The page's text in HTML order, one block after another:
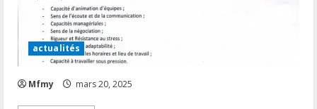
actualités
Mfmy mars 20, 2025